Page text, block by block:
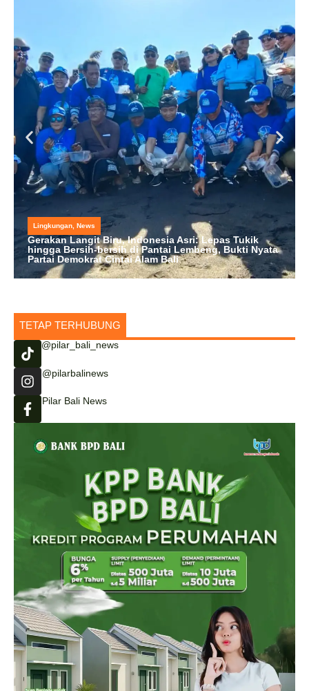
Lingkungan, News
Gerakan Langit Biru, Indonesia Asri: Lepas Tukik
hingga Bersih-bersih di Pantai Lembeng, Bukti Nyata
Partai Demokrat Cintai Alam Bali
TETAP TERHUBUNG
@pilar_bali_news
@pilarbalinews
Pilar Bali News